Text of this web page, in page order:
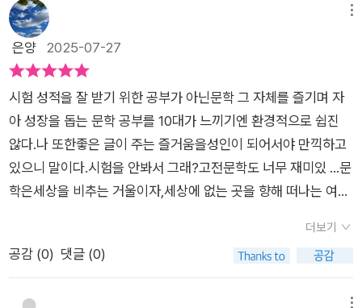
타인의 마음을 이해함으로써 스스로에게 관대해질 수 있어요. 작
품속 인물들에게 몰입함으로써'다른 이의 삶을 통해 나의 삶을 돌
아보게 되는 기회'와 삶을 아름답게 하는 길도 알려주죠.📍시적
구의 세계에 대한 감동까지📍삶을 풍요롭게 아름답게 만든다는
사실!이 책을 통해 기억에 남는 문장이 있어요.'자신의 삶을 예술
작품 다루듯이 소중하게 아끼면 좋겠습니다.' 저자의 소망처럼문
학을 가까이 하는 이들에게는,자신의 삶은 이미 예술 작품이 아닐
까요?이렇게 예준이와 함께문학 작품을 읽을 동기가 생기네요.
♡이 좋은 기회른 함께 나누고 싶어요!ㅡㅡㅡㅡㅡㅡㅡㅡㅡㅡㅡ
ㅡㅡㅡㅡㅡㅡㅡㅡㅡㅡㅡㅡㅡㅡㅡㅡㅡㅡ📌서평단모집 : 8/7.목
ㅡㅡㅡㅡㅡㅡㅡㅡㅡㅡㅡㅡㅡㅡㅡㅡㅡㅡㅡㅡㅡㅡㅡㅡㅡㅡㅡㅡ
해봐요!한 권의 소설책을 읽으면서 나의 감정의 변화들이어떠했
는지?주인공에 몰입되어 함께 울기도 하고 웃기도 하고 그런 경
험있으시죠?그러면서 왜 주인공은 그런 행동을 했을까?나라면
하고작가도 알아보기도 하고작가의 다른 작품도 궁금해지고...이
렇게 꼬리에 꼬리를 무는 작업을 해보셨을텐데요.♡소설을 읽는
이유는1.재미있기 때문입니다.2.'나'를 벗어나는 흥미로운 몰입과
타인에 대한 공감을경험할 수 있습니다.3.관습적인 생각에서 벗
어나 새로운 방식으로 생각할 수있는 상상력의 힘을 갖고 있습니
다.♡이책은 챕터 끝에 생각 더하기 부분이 있어서 문학에 대한
궁금증에 관해 설명되어 있습니다.♡이 책에 소개 된 시<모진 소
하게 됩니다.이렇게 문학은 자기반성과 자아성찰의 계기가 됩니
은양 2025-07-27
시험 성적을 잘 받기 위한 공부가 아닌문학 그 자체를 즐기며 자
아 성장을 돕는 문학 공부를 10대가 느끼기엔 환경적으로 쉽진
않다.나 또한좋은 글이 주는 즐거움을성인이 되어서야 만끽하고
있으니 말이다.시험을 안봐서 그래?고전문학도 너무 재미있 ...​문
학은세상을 비추는 거울이자,세상에 없는 곳을 향해 떠나는 여행
더보기
공감 (0) 댓글 (0)